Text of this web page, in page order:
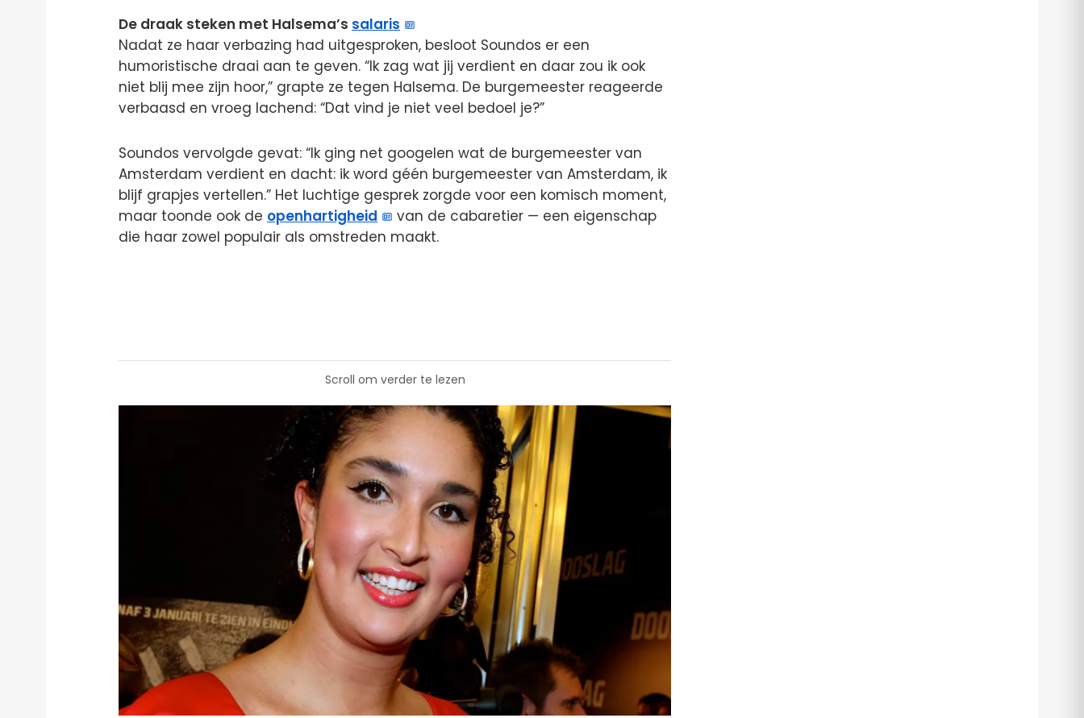
De draak steken met Halsema’s salaris
Nadat ze haar verbazing had uitgesproken, besloot Soundos er een
humoristische draai aan te geven. “Ik zag wat jij verdient en daar zou ik ook
niet blij mee zijn hoor,” grapte ze tegen Halsema. De burgemeester reageerde
verbaasd en vroeg lachend: “Dat vind je niet veel bedoel je?”
Soundos vervolgde gevat: “Ik ging net googelen wat de burgemeester van
Amsterdam verdient en dacht: ik word géén burgemeester van Amsterdam, ik
blijf grapjes vertellen.” Het luchtige gesprek zorgde voor een komisch moment,
maar toonde ook de openhartigheid
van de cabaretier — een eigenschap
die haar zowel populair als omstreden maakt.
Scroll om verder te lezen